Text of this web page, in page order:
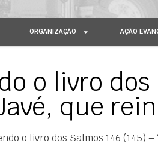
ORGANIZAÇÃO AÇÃO
o livro dos
que
o livro dos Salmos 146 (145)